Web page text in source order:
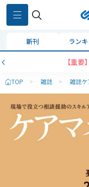
新刊 ラン
【重
TOP > 雑誌 > 雑誌